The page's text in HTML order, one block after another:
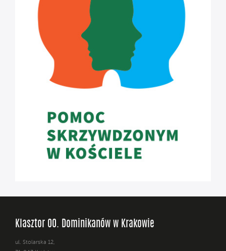
Klasztor OO. Dominikanów w Krakowie
ul. Stolarska 12,